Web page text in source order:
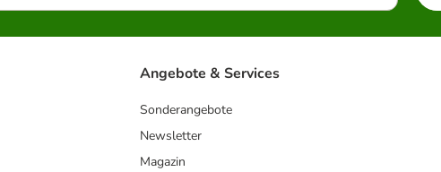
Angebote & Services
Sonderangebote
Newsletter
Magazin